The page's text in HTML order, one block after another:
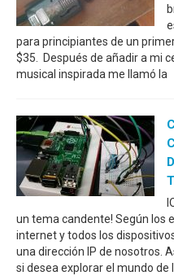
para principiantes de un
$35. Después de añadir a mi
musical inspirada me llamó la
un tema candente! Según los
internet y todos los
una dirección IP de nosotros.
si desea explorar el mundo de